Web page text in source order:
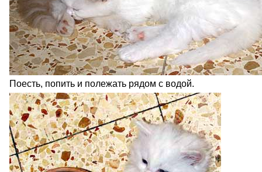
Поесть, попить и полежать рядом с водой.